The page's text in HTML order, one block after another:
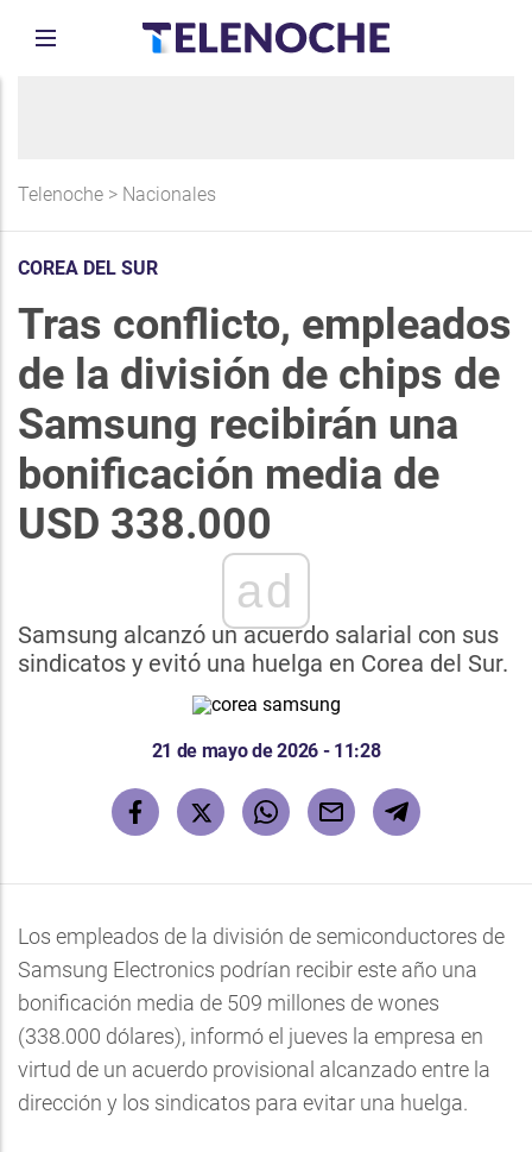
Telenoche > Nacionales
COREA DEL SUR
Tras conflicto, empleados
de la división de chips de
Samsung recibirán una
bonificación media de
USD 338.000
ad
Samsung alcanzó un acuerdo salarial con sus
sindicatos y evitó una huelga en Corea del Sur.
21 de mayo de 2026 - 11:28
Los empleados de la división de semiconductores de
Samsung Electronics podrían recibir este año una
bonificación media de 509 millones de wones
(338.000 dólares), informó el jueves la empresa en
virtud de un acuerdo provisional alcanzado entre la
dirección y los sindicatos para evitar una huelga.